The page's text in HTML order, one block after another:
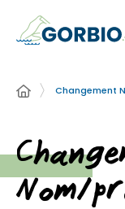
Changement
Nom/